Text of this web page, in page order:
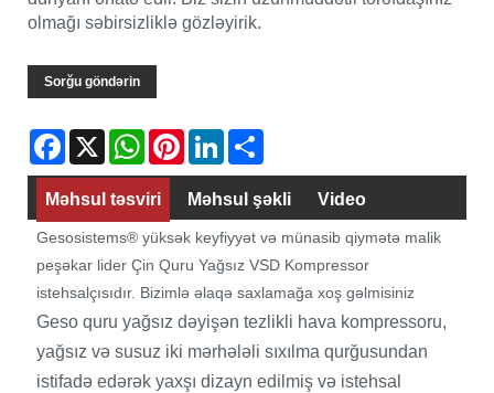
olmağı səbirsizliklə gözləyirik.
Sorğu göndərin
Facebook
X WhatsAppPinterestLinkedIn
Məhsul təsviri Məhsul şəkli Video
Gesosistems® yüksək keyfiyyət və münasib qiymətə malik
peşəkar lider Çin Quru Yağsız VSD Kompressor
istehsalçısıdır. Bizimlə əlaqə saxlamağa xoş gəlmisiniz
Geso quru yağsız dəyişən tezlikli hava kompressoru,
yağsız və susuz iki mərhələli sıxılma qurğusundan
istifadə edərək yaxşı dizayn edilmiş və istehsal